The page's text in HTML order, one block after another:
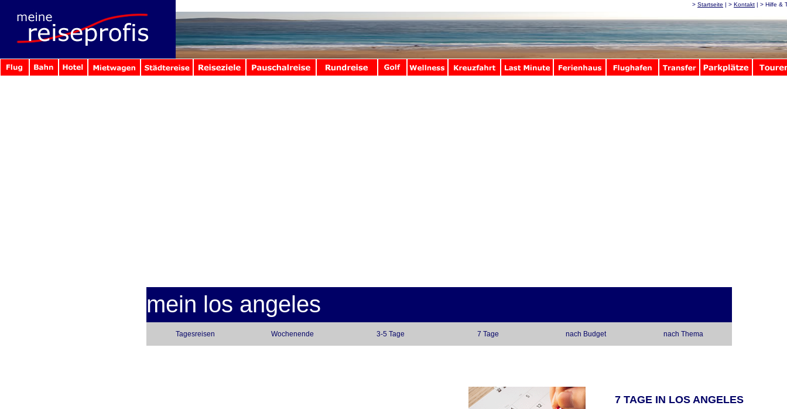
> Startseite | > Kontakt | > Hilfe &
mein los angeles
Tagesreisen Wochenende 3-5 Tage 7 Tage nach Budget nach Thema
7 TAGE IN LOS ANGELES